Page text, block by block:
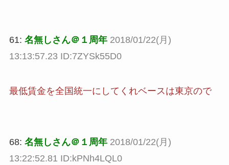
61: 名無しさん＠１周年 2018/01/22(月)
13:13:57.23 ID:7ZYSk55D0
最低賃金を全国統一にしてくれベースは東京ので
68: 名無しさん＠１周年 2018/01/22(月)
13:22:52.81 ID:kPNh4LQL0